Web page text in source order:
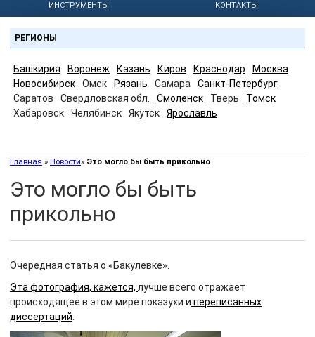
ИНСТРУМЕНТЫ КОНТАКТЫ
РЕГИОНЫ
Башкирия Воронеж Казань Киров Краснодар
Москва
Новосибирск
Омск Рязань Самара
Санкт-Петербург
Саратов
Свердловская обл. Смоленск Тверь
Томск
Хабаровск
Челябинск Якутск Ярославль
Главная » Новости» Это могло бы быть прикольно
Это могло бы быть
прикольно
Очередная статья о «Бакулевке».
Эта фотография, кажется, лучше всего отражает
происходящее в этом мире показухи и переписанных
диссертаций